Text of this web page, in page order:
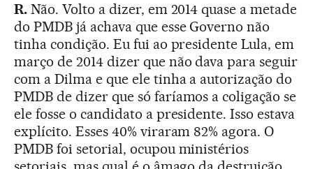
R.Não. Volto a dizer, em 2014 quase a metade
do PMDB já achava que esse Governo não
tinha condição. Eu fui ao presidente Lula, em
março de 2014 dizer que não dava para seguir
com a Dilma e que ele tinha a autorização do
PMDB de dizer que só faríamos a coligação se
ele fosse o candidato a presidente. Isso estava
explícito. Esses 40% viraram 82% agora. O
PMDB foi setorial, ocupou ministérios